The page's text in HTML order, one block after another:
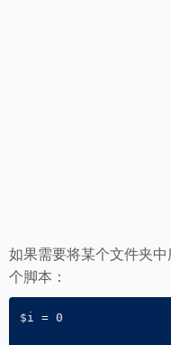
如果需要将某个文件夹
个脚本：
$i = 0